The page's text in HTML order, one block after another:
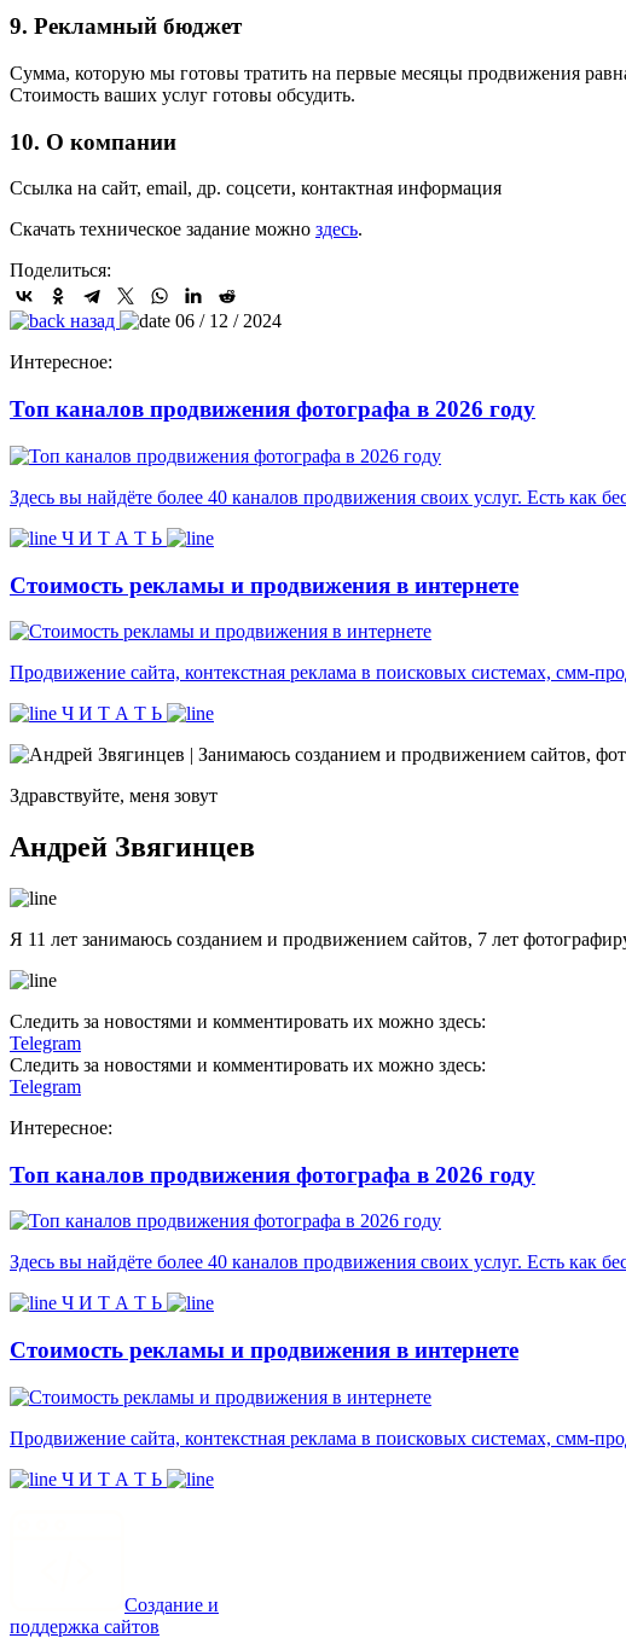
9. Рекламный бюджет
Сумма, которую мы готовы тратить на первые месяцы продвижения
Стоимость ваших услуг готовы обсудить.
10. О компании
Ссылка на сайт, email, др. соцсети, контактная информация
Скачать техническое задание можно здесь.
Поделиться:
назад
06 / 12 / 2024
Интересное:
Топ каналов продвижения фотографа в 2026 году
Здесь вы найдёте более 40 каналов продвижения своих услуг. Есть как
Ч И Т А Т Ь
Стоимость рекламы и продвижения в интернете
Продвижение сайта, контекстная реклама в поисковых системах, смм-
Ч И Т А Т Ь
Здравствуйте, меня зовут
Андрей Звягинцев
Я 11 лет занимаюсь созданием и продвижением сайтов, 7 лет
Следить за новостями и комментировать их можно здесь:
Telegram
Следить за новостями и комментировать их можно здесь:
Telegram
Интересное:
Топ каналов продвижения фотографа в 2026 году
Здесь вы найдёте более 40 каналов продвижения своих услуг. Есть как
Ч И Т А Т Ь
Стоимость рекламы и продвижения в интернете
Продвижение сайта, контекстная реклама в поисковых системах, смм-
Ч И Т А Т Ь
Создание и
поддержка сайтов